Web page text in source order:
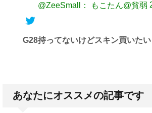
@ZeeSmall： もこたん@貧弱
G28持ってないけどスキン買いたい
あなたにオススメの記事です